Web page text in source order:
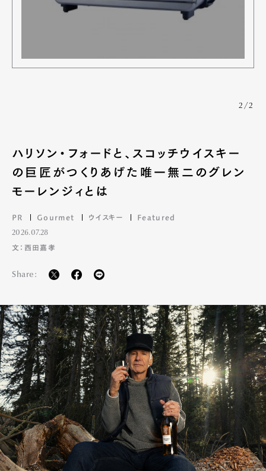
2/2
ハリソン・フォードと、スコッチウイスキー
の巨匠がつくりあげた唯一無二のグレン
モーレンジィとは
PR Gourmet ウイスキー Featured
2026.07.28
文：西田嘉孝
Share: